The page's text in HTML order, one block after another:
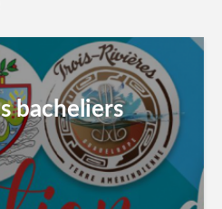
bacheliers